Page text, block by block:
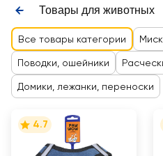
Товары для животных
Все товары категории
Поводки, ошейники
Домики, лежанки, переноски
4.7